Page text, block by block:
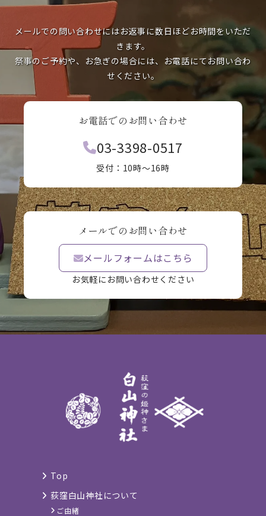
メールでの問い合わせにはお返事に数日ほどお時間をいただ
きます。
祭事のご予約や、お急ぎの場合には、お電話にてお問い合わ
せください。
お電話でのお問い合わせ
03-3398-0517
受付：10時〜16時
メールでのお問い合わせ
メールフォームはこちら
お気軽にお問い合わせください
Top
荻窪白山神社について
ご由緒